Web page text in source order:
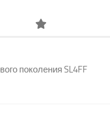
поколения SL4FF